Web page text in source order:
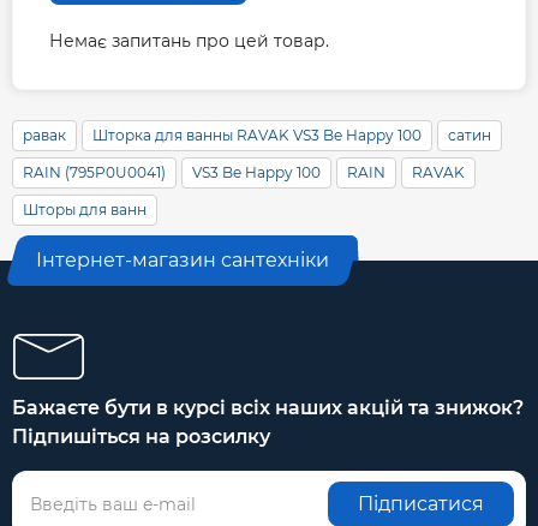
Немає запитань про цей товар.
равак Шторка для ванны RAVAK VS3 Be Happy 100 сатин
RAIN (795P0U0041) VS3 Be Happy 100 RAIN RAVAK
Шторы для ванн
Інтернет-магазин сантехніки
Бажаєте бути в курсі всіх наших акцій та знижок?
Підпишіться на розсилку
Підписатися